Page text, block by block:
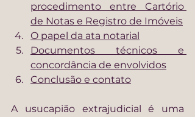
procedimento entre Cartório
de Notas e Registro de Imóveis
O papel da ata notarial
Documentos técnicos e
concordância de envolvidos
Conclusão e contato
A usucapião extrajudicial é uma